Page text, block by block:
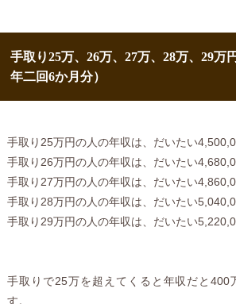
手取り25万、26万、27万、28万、29万
年二回6か月分）
手取り25万円の人の年収は、だいたい
手取り26万円の人の年収は、だいたい
手取り27万円の人の年収は、だいたい
手取り28万円の人の年収は、だいたい
手取り29万円の人の年収は、だいたい
手取りで25万を超えてくると年収だと400
す。